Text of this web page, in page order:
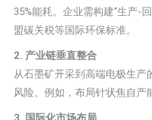
35%能耗。企业需构建“生产-
盟碳关税等国际环保标准。
2. 产业链垂直整合
从石墨矿开采到高端电极生产
风险。例如，布局针状焦自产